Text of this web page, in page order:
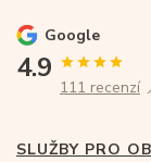
Google
4.9
111 recenzí
SLUŽBY PRO